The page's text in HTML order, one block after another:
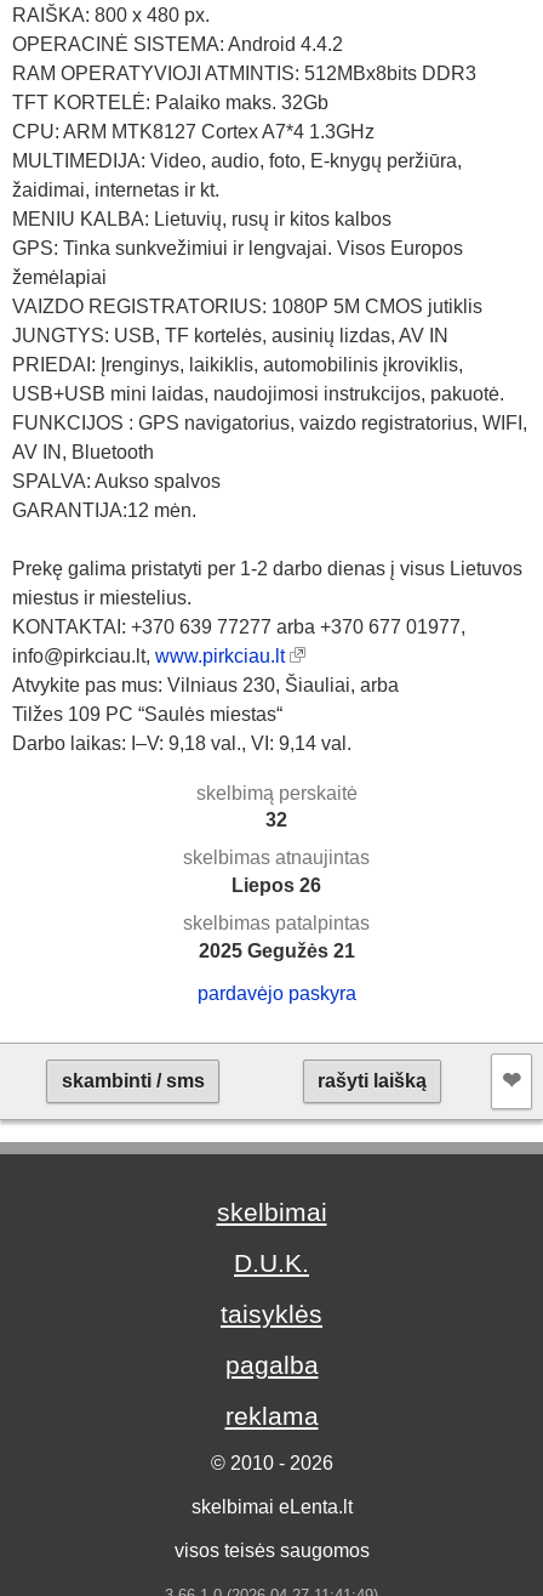
RAIŠKA: 800 x 480 px.
OPERACINĖ SISTEMA: Android 4.4.2
RAM OPERATYVIOJI ATMINTIS: 512MBx8bits DDR3
TFT KORTELĖ: Palaiko maks. 32Gb
CPU: ARM MTK8127 Cortex A7*4 1.3GHz
MULTIMEDIJA: Video, audio, foto, E-knygų peržiūra,
žaidimai, internetas ir kt.
MENIU KALBA: Lietuvių, rusų ir kitos kalbos
GPS: Tinka sunkvežimiui ir lengvajai. Visos Europos
žemėlapiai
VAIZDO REGISTRATORIUS: 1080P 5M CMOS jutiklis
JUNGTYS: USB, TF kortelės, ausinių lizdas, AV IN
PRIEDAI: Įrenginys, laikiklis, automobilinis įkroviklis,
USB+USB mini laidas, naudojimosi instrukcijos, pakuotė.
FUNKCIJOS : GPS navigatorius, vaizdo registratorius, WIFI,
AV IN, Bluetooth
SPALVA: Aukso spalvos
GARANTIJA:12 mėn.
Prekę galima pristatyti per 1-2 darbo dienas į visus Lietuvos
miestus ir miestelius.
KONTAKTAI: +370 639 77277 arba +370 677 01977,
info@pirkciau.lt, www.pirkciau.lt
Atvykite pas mus: Vilniaus 230, Šiauliai, arba
Tilžes 109 PC “Saulės miestas“
Darbo laikas: I–V: 9,18 val., VI: 9,14 val.
skelbimą perskaitė
32
skelbimas atnaujintas
Liepos 26
skelbimas patalpintas
2025 Gegužės 21
pardavėjo paskyra
skambinti / sms rašyti laišką ❤︎
skelbimai
D.U.K.
taisyklės
pagalba
reklama
© 2010 - 2026
skelbimai eLenta.lt
visos teisės saugomos